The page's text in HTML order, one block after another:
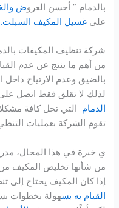
بالدمام ” أحسن العروض
علىغسيل المكيف السبلت.
شركة تنظيف المكيفات
من أهم ما ينتج عن عدم
بالضيق وعدم الارتياح داخل
لذلك لا تقلق فقط اتصل
الدمام
التي تحل كافة
تقوم الشركة بعمليات
ي خبرة في هذا المجال،
من شأنها تخليص المكيف من
إذا كان المكيف يحتاج
القيام به بسهولة بخطوات